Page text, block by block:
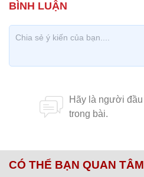
CÓ THỂ BẠN QUAN TÂM